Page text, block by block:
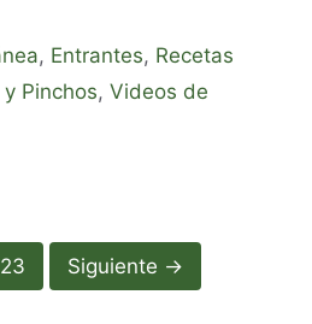
, Entrantes, Recetas
Pinchos, Videos de
Página
23 Siguiente →